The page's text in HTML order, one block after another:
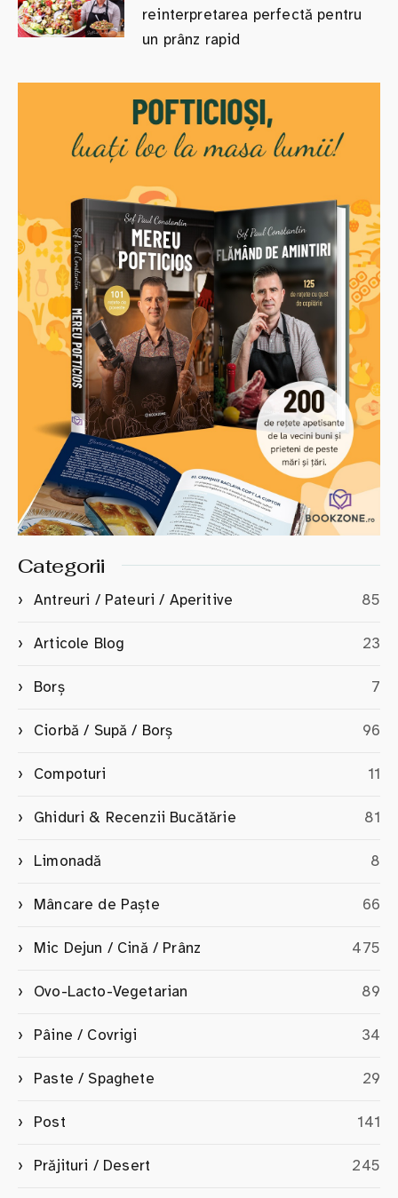
reinterpretarea perfectă pentru
un prânz rapid
Categorii
Antreuri / Pateuri / Aperitive 85
Articole Blog 23
Borș 7
Ciorbă / Supă / Borș 96
Compoturi 11
Ghiduri & Recenzii Bucătărie 81
Limonadă 8
Mâncare de Paște 66
Mic Dejun / Cină / Prânz 475
Ovo-Lacto-Vegetarian 89
Pâine / Covrigi 34
Paste / Spaghete 29
Post 141
Prăjituri / Desert 245